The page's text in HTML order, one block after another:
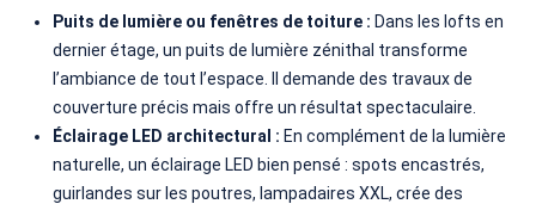
Puits de lumière ou fenêtres de toiture : Dans les lofts en
dernier étage, un puits de lumière zénithal transforme
l’ambiance de tout l’espace. Il demande des travaux de
couverture précis mais offre un résultat spectaculaire.
Éclairage LED architectural : En complément de la lumière
naturelle, un éclairage LED bien pensé : spots encastrés,
guirlandes sur les poutres, lampadaires XXL, crée des